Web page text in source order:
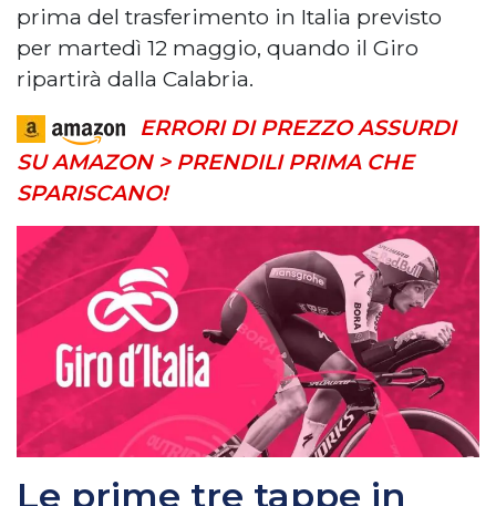
prima del trasferimento in Italia previsto
per martedì 12 maggio, quando il Giro
ripartirà dalla Calabria.
ERRORI DI PREZZO ASSURDI
SU AMAZON > PRENDILI PRIMA CHE
SPARISCANO!
Le prime tre tappe in